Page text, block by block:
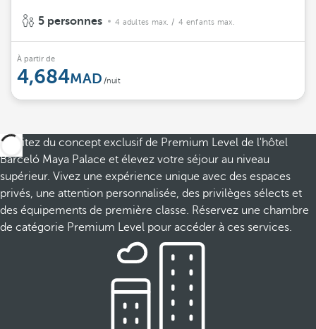
5 personnes 4 adultes max. / 4 enfants max.
À partir de
4,684 /nuit
Profitez du concept exclusif de Premium Level de l'hôtel
Barceló Maya Palace et élevez votre séjour au niveau
supérieur. Vivez une expérience unique avec des espaces
privés, une attention personnalisée, des privilèges sélects et
des équipements de première classe. Réservez une chambre
de catégorie Premium Level pour accéder à ces services.